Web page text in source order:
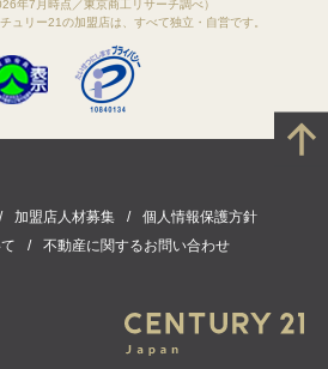
年7月時点／東京商工リサーチ調べ）
ュリー21の加盟店は、すべて独立・自営です。
加盟店人材募集
個人情報保護方針
不動産に関するお問い合わせ